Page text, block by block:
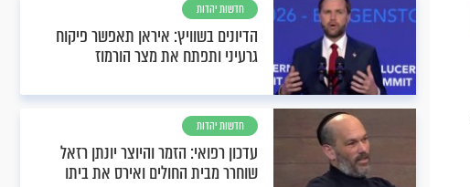
חדשות יהדות
הדיונים בשוויץ: איראן תאפשר פיקוח
גרעיני ותפתח את מצר הורמוז
חדשות יהדות
עדכון רפואי: הזמר והיוצר יונתן רזאל
שוחרר מבית החולים ואירס את ביתו